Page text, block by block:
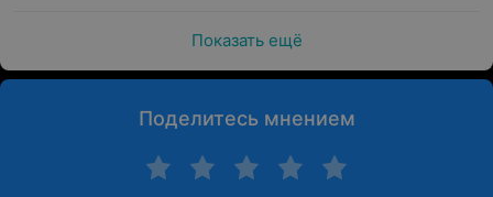
Показать ещё
Поделитесь мнением